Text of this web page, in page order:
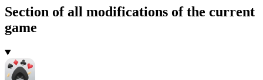
Section of all modifications of the current
game